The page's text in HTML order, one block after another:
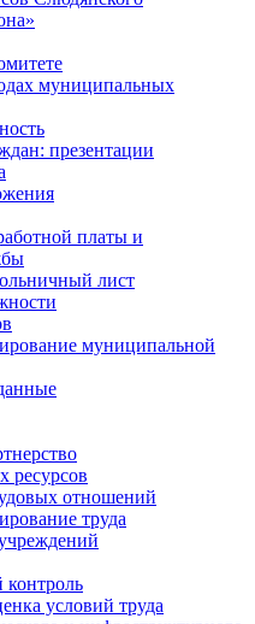
муниципальных
презентации
платы и
лист
муниципальной
ресурсов
отношений
труда
условий труда